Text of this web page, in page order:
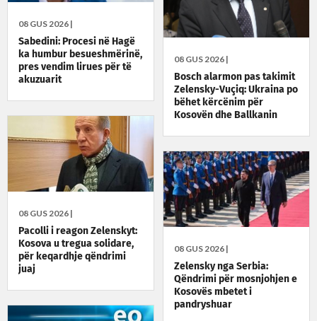
08 GUS 2026 |
Sabedini: Procesi në Hagë
ka humbur besueshmërinë,
pres vendim lirues për të
akuzuarit
08 GUS 2026 |
Bosch alarmon pas takimit
Zelensky-Vuçiq: Ukraina po
bëhet kërcënim për
Kosovën dhe Ballkanin
08 GUS 2026 |
Pacolli i reagon Zelenskyt:
Kosova u tregua solidare,
për keqardhje qëndrimi
juaj
08 GUS 2026 |
Zelensky nga Serbia:
Qëndrimi për mosnjohjen e
Kosovës mbetet i
pandryshuar